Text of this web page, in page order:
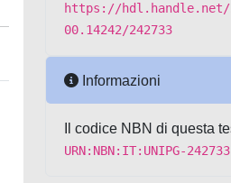
https://hdl.handle.net/
00.14242/242733
Informazioni
Il codice NBN di questa
URN:NBN:IT:UNIPG-242733